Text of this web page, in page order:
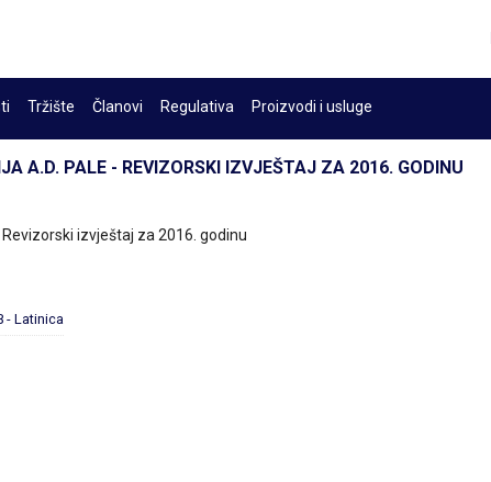
Tržište Članovi Regulativa Proizvodi i usluge
A.D. PALE - REVIZORSKI IZVJEŠTAJ ZA 2016. GODINU
izvještaj za 2016. godinu
- Latinica